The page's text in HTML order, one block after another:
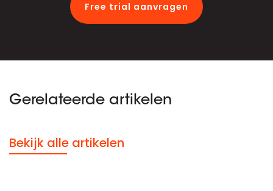
Free trial aanvragen
Gerelateerde artikelen
Bekijk alle artikelen